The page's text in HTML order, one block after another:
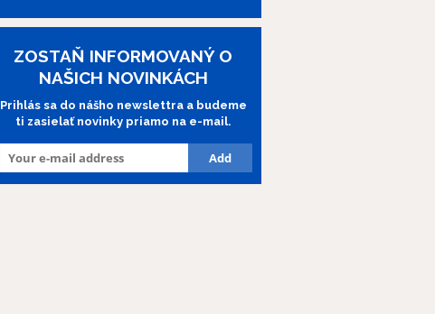
ZOSTAŇ INFORMOVANÝ O
NAŠICH NOVINKÁCH
Prihlás sa do nášho newslettra a budeme
ti zasielať novinky priamo na e-mail.